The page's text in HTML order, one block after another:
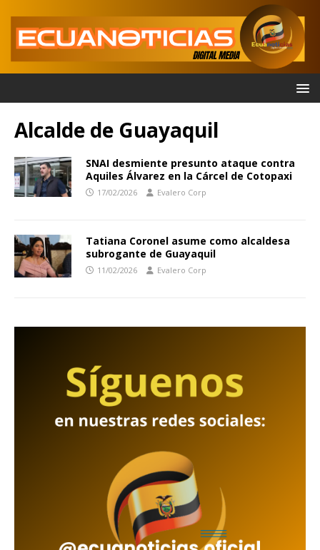
Alcalde de Guayaquil
SNAI desmiente presunto ataque contra
Aquiles Álvarez en la Cárcel de Cotopaxi
17/02/2026 Evalero Corp
Tatiana Coronel asume como alcaldesa
subrogante de Guayaquil
11/02/2026 Evalero Corp